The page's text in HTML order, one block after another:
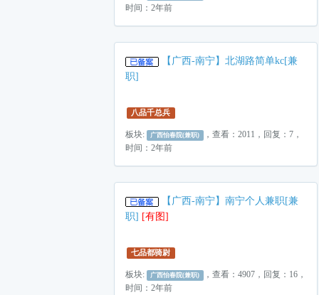
时间：2年前
【广西-南宁】北湖路简单kc[兼
职]
八品千总兵
板块: 广西怡春院(兼职) ，查看：2011，回复：7，
时间：2年前
【广西-南宁】南宁个人兼职[兼
职] [有图]
七品都骑尉
板块: 广西怡春院(兼职) ，查看：4907，回复：16，
时间：2年前